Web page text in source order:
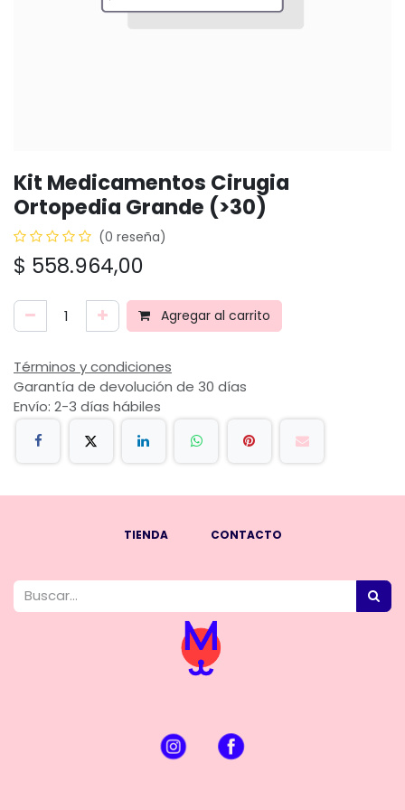
Kit Medicamentos Cirugia
Ortopedia Grande (>30)
(0 reseña)
$ 558.964,00
Agregar al carrito
Términos y condiciones
Garantía de devolución de 30 días
Envío: 2-3 días hábiles
TIENDA CONTACTO